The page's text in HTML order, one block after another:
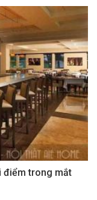
điểm trong mắt